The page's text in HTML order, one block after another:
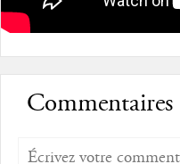
Commentaires